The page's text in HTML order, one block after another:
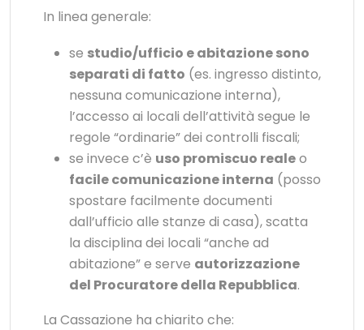
In linea generale:
se studio/ufficio e abitazione sono
separati di fatto (es. ingresso distinto,
nessuna comunicazione interna),
l’accesso ai locali dell’attività segue le
regole “ordinarie” dei controlli fiscali;
se invece c’è uso promiscuo realeo
facile comunicazione interna (posso
spostare facilmente documenti
dall’ufficio alle stanze di casa), scatta
la disciplina dei locali “anche ad
abitazione” e serve autorizzazione
del Procuratore della Repubblica.
La Cassazione ha chiarito che: